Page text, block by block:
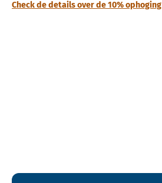
Check de details over de 10% ophoging